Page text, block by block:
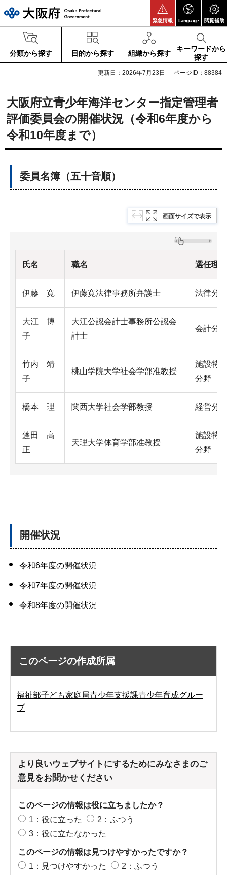
緊急情報 Language 閲覧補助
分類から探す 目的から探す 組織から探す
キーワードから
探す
更新日：2026年7月23日 ページID：88384
大阪府立青少年海洋センター指定管理者
評価委員会の開催状況（令和6年度から
令和10年度まで）
委員名簿（五十音順）
画面サイズで表示
氏名 職名 選任理由
伊藤 寛 伊藤寛法律事務所弁護士 法律分野
大江 博
子
大江公認会計士事務所公認会
計士
会計分野
竹内 靖
子
桃山学院大学社会学部准教授
施設特
分野
橋本 理 関西大学社会学部教授 経営分野
蓬田 高
正
天理大学体育学部准教授
施設特
分野
開催状況
令和6年度の開催状況
令和7年度の開催状況
令和8年度の開催状況
このページの作成所属
福祉部子ども家庭局青少年支援課青少年育成グルー
プ
より良いウェブサイトにするためにみなさまのご
意見をお聞かせください
このページの情報は役に立ちましたか？
1：役に立った
2：ふつう
3：役に立たなかった
このページの情報は見つけやすかったですか？
1：見つけやすかった
2：ふつう